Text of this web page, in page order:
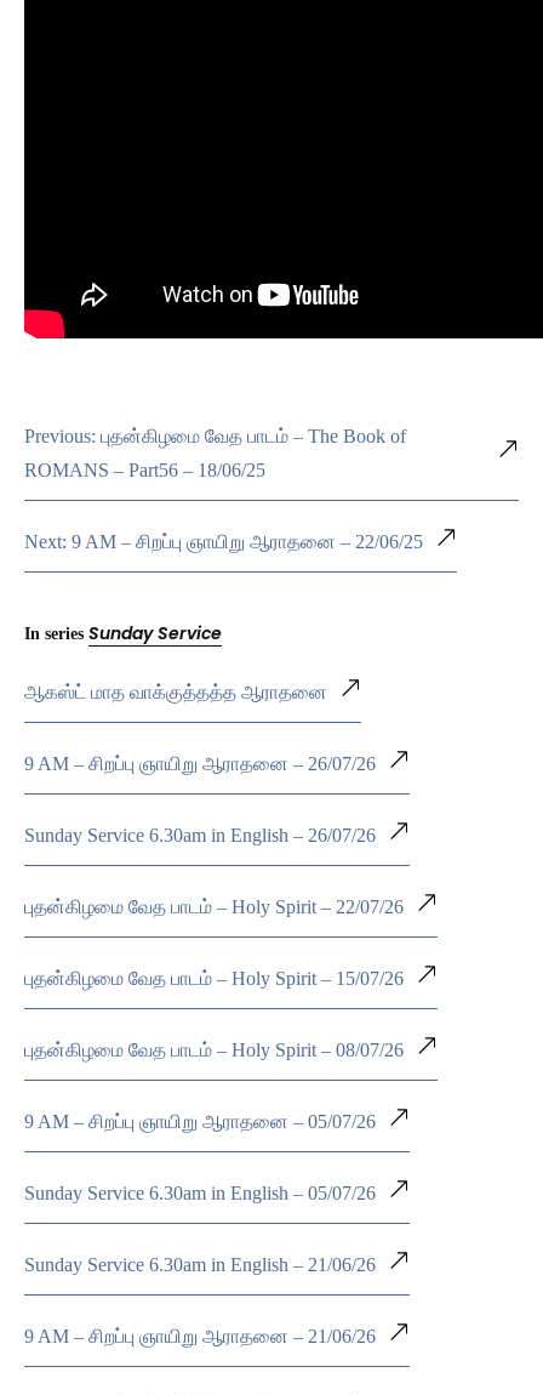
Previous: புதன்கிழமை வேத பாடம் – The Book of
ROMANS – Part56 – 18/06/25
Next: 9 AM – சிறப்பு ஞாயிறு ஆராதனை – 22/06/25
In series Sunday Service
ஆகஸ்ட் மாத வாக்குத்தத்த ஆராதனை
9 AM – சிறப்பு ஞாயிறு ஆராதனை – 26/07/26
Sunday Service 6.30am in English – 26/07/26
புதன்கிழமை வேத பாடம் – Holy Spirit – 22/07/26
புதன்கிழமை வேத பாடம் – Holy Spirit – 15/07/26
புதன்கிழமை வேத பாடம் – Holy Spirit – 08/07/26
9 AM – சிறப்பு ஞாயிறு ஆராதனை – 05/07/26
Sunday Service 6.30am in English – 05/07/26
Sunday Service 6.30am in English – 21/06/26
9 AM – சிறப்பு ஞாயிறு ஆராதனை – 21/06/26